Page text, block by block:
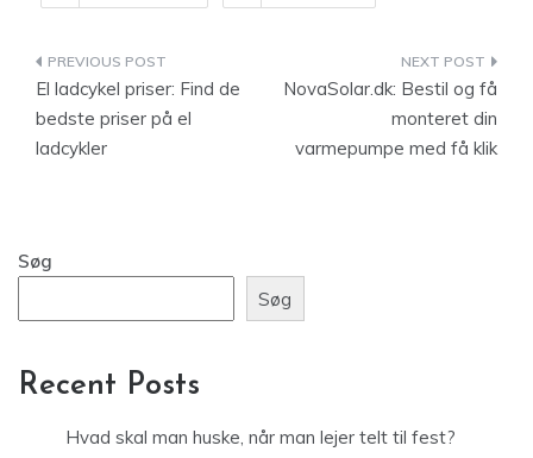
Indlægsnavigation
El ladcykel priser: Find de
bedste priser på el
ladcykler
NovaSolar.dk: Bestil og få
monteret din
varmepumpe med få klik
Søg
Søg
Recent Posts
Hvad skal man huske, når man lejer telt til fest?